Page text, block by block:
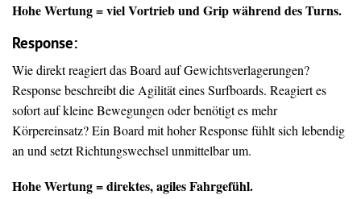
Hohe Wertung = viel Vortrieb und Grip während des Turns.
Response:
Wie direkt reagiert das Board auf Gewichtsverlagerungen?
Response beschreibt die Agilität eines Surfboards. Reagiert es
sofort auf kleine Bewegungen oder benötigt es mehr
Körpereinsatz? Ein Board mit hoher Response fühlt sich lebendig
an und setzt Richtungswechsel unmittelbar um.
Hohe Wertung = direktes, agiles Fahrgefühl.